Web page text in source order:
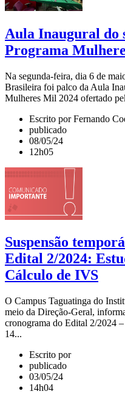
Aula Inaugural do
Programa
Na segunda-feira, dia 6 de
Brasileira foi palco da Aula
Mulheres Mil 2024 ofertado
Escrito por Fernando
publicado
08/05/24
12h05
Suspensão
Edital 2/2024:
Cálculo de IVS
O Campus Taguatinga do
meio da Direção-Geral,
cronograma do Edital 2/
14...
Escrito por
publicado
03/05/24
14h04